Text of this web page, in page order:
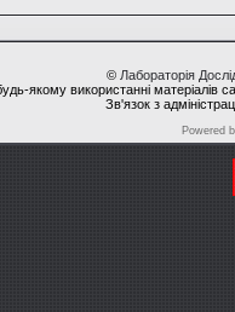
© Лабораторія
якому використанні матеріалів
Зв'язок з
Powered